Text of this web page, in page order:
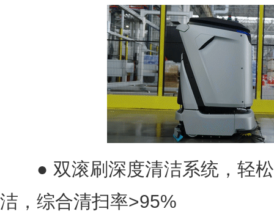
● 双滚刷深度清洁系统，轻松
洁，综合清扫率>95%